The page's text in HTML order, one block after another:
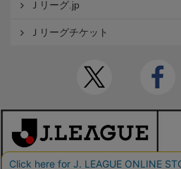
Ｊリーグ.jp
Ｊリーグチケット